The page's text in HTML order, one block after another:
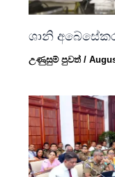
ශානි
උණුසුම් පුවත්/